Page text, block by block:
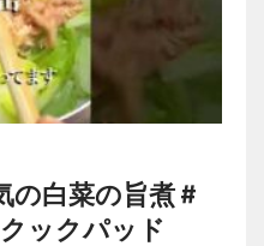
の白菜の旨煮 #
ックパッド